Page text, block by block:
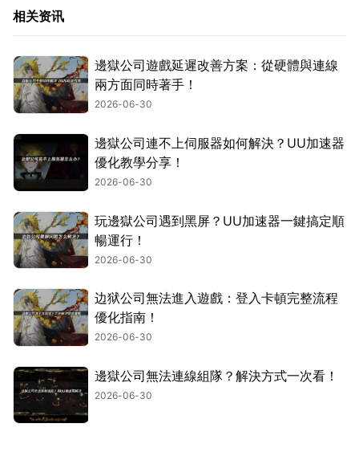
相关资讯
邊獄公司遊戲延遲改善方案：從硬體與連線
兩方面同時著手！
2026-06-30
邊獄公司連不上伺服器如何解決？UU加速器
優化教學分享！
2026-06-30
玩邊獄公司遇到黑屏？UU加速器一鍵搞定順
暢運行！
2026-06-30
边狱公司無法進入遊戲：登入卡頓完整流程
優化指南！
2026-06-30
邊獄公司無法連線組隊？解決方式一次看！
2026-06-30